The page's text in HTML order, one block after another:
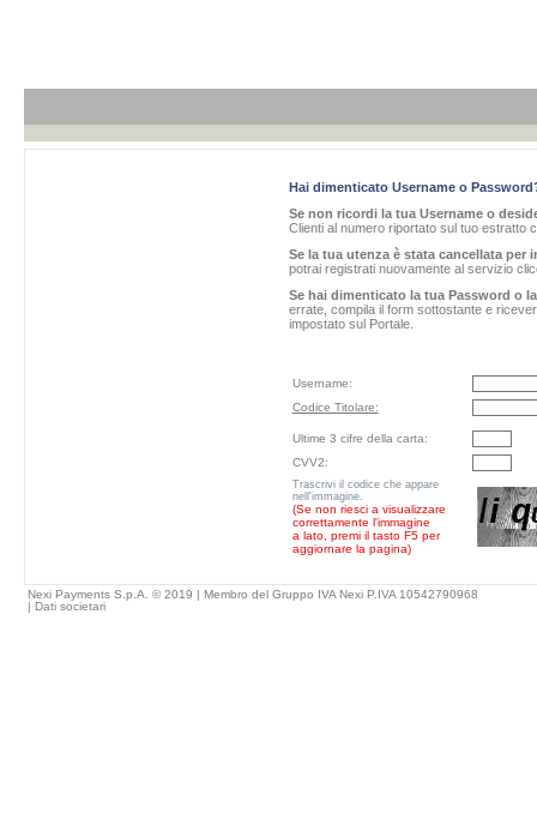
Hai dimenticato Username o
Se non ricordi la tua Username o
Clienti al numero riportato sul tuo estratto
Se la tua utenza è stata cancellata per
potrai registrati nuovamente al servizio
Se hai dimenticato la tua Password o
errate, compila il form sottostante e
impostato sul Portale.
Username:
Codice Titolare:
Ultime 3 cifre della carta:
CVV2:
Trascrivi il codice che appare
nell'immagine.
(Se non riesci a visualizzare
correttamente l'immagine
a lato, premi il tasto F5 per
aggiornare la pagina)
Nexi Payments S.p.A. © 2019 | Membro del Gruppo IVA Nexi P.IVA 10542790968
| Dati societari